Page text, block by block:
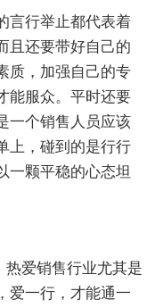
言行举止都代表着
且还要带好自己的
质，加强自己的专
能服众。平时还要
一个销售人员应该
上，碰到的是行行
一颗平稳的心态坦
热爱销售行业尤其是
爱一行，才能通一